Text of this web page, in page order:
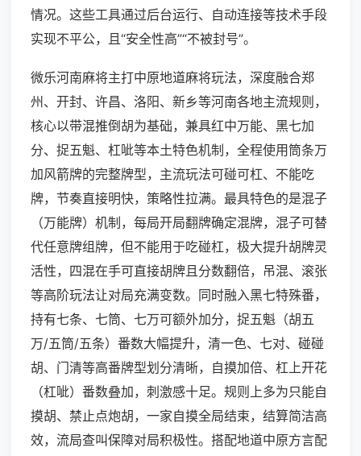
情况。这些工具通过后台运行、自动连接等技术手段
实现不平公，且“安全性高”“不被封号”。
微乐河南麻将主打中原地道麻将玩法，深度融合郑
州、开封、许昌、洛阳、新乡等河南各地主流规则，
核心以带混推倒胡为基础，兼具红中万能、黑七加
分、捉五魁、杠呲等本土特色机制，全程使用筒条万
加风箭牌的完整牌型，主流玩法可碰可杠、不能吃
牌，节奏直接明快，策略性拉满。最具特色的是混子
（万能牌）机制，每局开局翻牌确定混牌，混子可替
代任意牌组牌，但不能用于吃碰杠，极大提升胡牌灵
活性，四混在手可直接胡牌且分数翻倍，吊混、滚张
等高阶玩法让对局充满变数。同时融入黑七特殊番，
持有七条、七筒、七万可额外加分，捉五魁（胡五
万/五筒/五条）番数大幅提升，清一色、七对、碰碰
胡、门清等高番牌型划分清晰，自摸加倍、杠上开花
（杠呲）番数叠加，刺激感十足。规则上多为只能自
摸胡、禁止点炮胡，一家自摸全局结束，结算简洁高
效，流局查叫保障对局积极性。搭配地道中原方言配